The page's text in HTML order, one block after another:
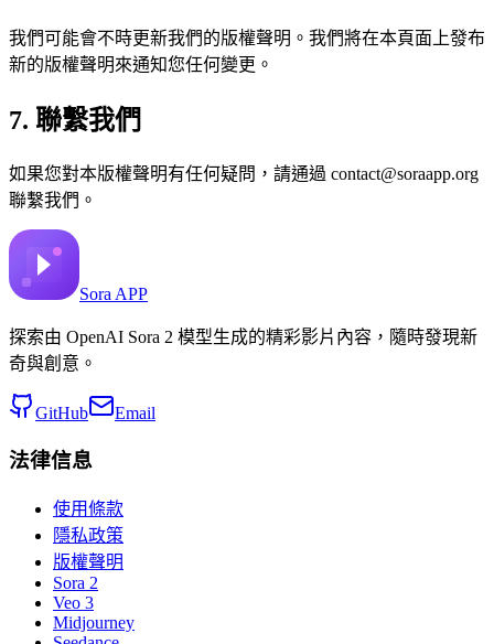
我們可能會不時更新我們的版權聲明。我們將在本頁面上發布
新的版權聲明來通知您任何變更。
7. 聯繫我們
如果您對本版權聲明有任何疑問，請通過 contact@soraapp.org
聯繫我們。
Sora APP
探索由 OpenAI Sora 2 模型生成的精彩影片內容，隨時發現新
奇與創意。
GitHub Email
法律信息
使用條款
隱私政策
版權聲明
Sora 2
Veo 3
Midjourney